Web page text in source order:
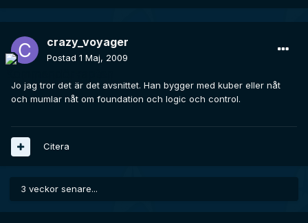
crazy_voyager
Postad 1 Maj, 2009
Jo jag tror det är det avsnittet. Han bygger med kuber eller nåt
och mumlar nåt om foundation och logic och control.
Citera
3 veckor senare...